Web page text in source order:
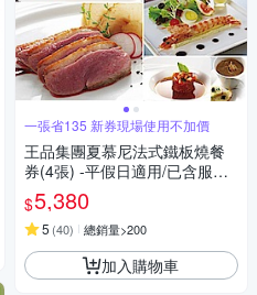
一張省135 新券現場使用不加價
王品集團夏慕尼法式鐵板燒餐
券(4張) -平假日適用/已含服務
費(新券)
$5,380
5 (40) 總銷量>200
加入購物車